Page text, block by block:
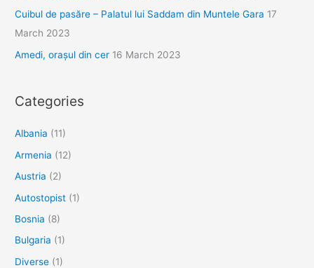
Cuibul de pasăre – Palatul lui Saddam din Muntele Gara 17
March 2023
Amedi, orașul din cer 16 March 2023
Categories
Albania (11)
Armenia (12)
Austria (2)
Autostopist (1)
Bosnia (8)
Bulgaria (1)
Diverse (1)